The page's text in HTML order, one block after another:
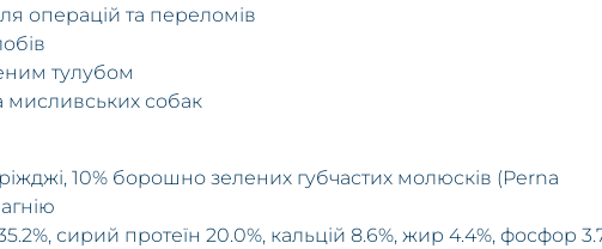
операцій та переломів
тулубом
мисливських собак
10% борошно зелених губчастих молюсків (Perna
сирий протеїн 20.0%, кальцій 8.6%, жир 4.4%, фосфор